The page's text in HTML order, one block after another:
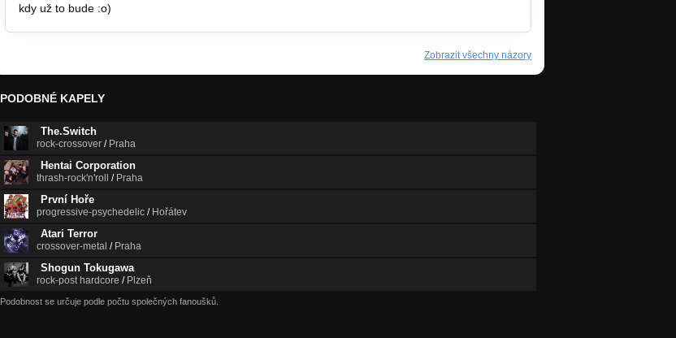
kdy už to bude :o)
Zobrazit všechny názory
PODOBNÉ KAPELY
The.Switch
rock-crossover / Praha
Hentai Corporation
thrash-rock'n'roll / Praha
První Hoře
progressive-psychedelic / Hořátev
Atari Terror
crossover-metal / Praha
Shogun Tokugawa
rock-post hardcore / Plzeň
Podobnost se určuje podle počtu společných fanoušků.